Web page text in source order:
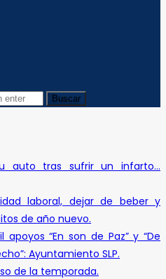
auto tras sufrir un infarto…
laboral, dejar de beber y
de año nuevo.
“En son de Paz” y “De
Ayuntamiento SLP.
de la temporada.